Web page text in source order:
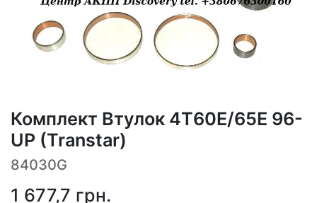
Комплект Втулок 4T60E/65E 96-
UP (Transtar)
84030G
1 677,7 грн.